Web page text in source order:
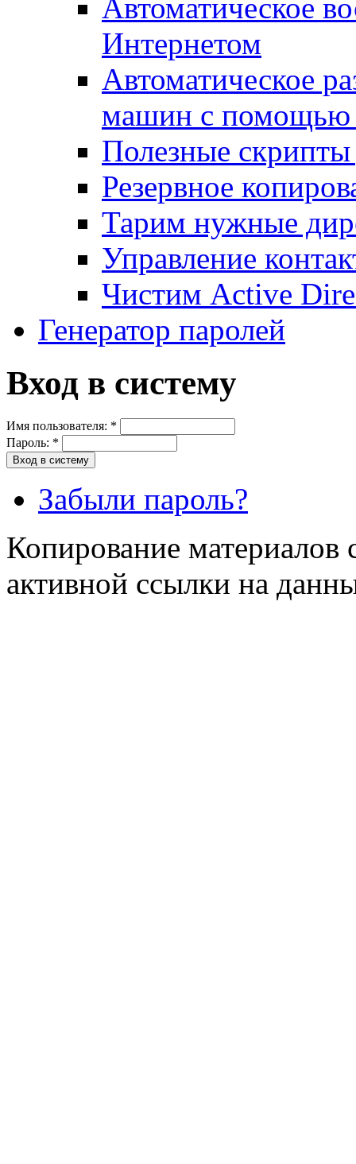
Автоматическое
Интернетом
Автоматическое
машин с помощью
Полезные
Резервное
Тарим нужные
Управление
Чистим Active
Генератор паролей
Вход в систему
Имя пользователя: *
Пароль: *
Забыли пароль?
Копирование материалов
активной ссылки на